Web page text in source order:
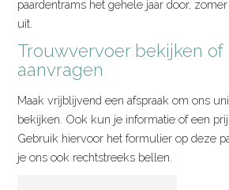
paardentrams het gehele jaar door,
uit.
Trouwvervoer bekijken of
aanvragen
Maak vrijblijvend een afspraak om ons
bekijken. Ook kun je informatie of een
Gebruik hiervoor het formulier op deze
je ons ook rechtstreeks bellen.